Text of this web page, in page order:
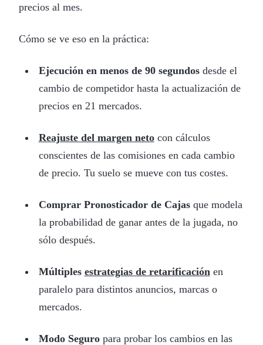
precios al mes.
Cómo se ve eso en la práctica:
Ejecución en menos de 90 segundosdesde el
cambio de competidor hasta la actualización de
precios en 21 mercados.
Reajuste del margen netocon cálculos
conscientes de las comisiones en cada cambio
de precio. Tu suelo se mueve con tus costes.
Comprar Pronosticador de Cajasque modela
la probabilidad de ganar antes de la jugada, no
sólo después.
Múltiples estrategias de retarificación en
paralelo para distintos anuncios, marcas o
mercados.
Modo Seguropara probar los cambios en las